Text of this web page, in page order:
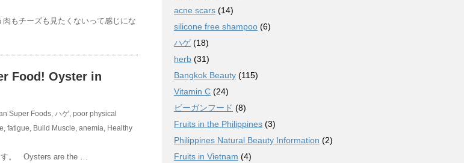
もチーズも見たくないって感じにな
Food! Oyster in
Super Foods, ハゲ, poor physical
, fatigue, Build Muscle, anemia, Healthy
す。 Oysters are the …
acne scars (14)
silicone free shampoo (6)
ハゲ(18)
herb (31)
Bangkok Beauty (115)
Vitamin C (24)
ビーガンフード (8)
Fruits in the Philippines (3)
Philippines Natural Beauty Information (2)
Fruits in Vietnam (4)